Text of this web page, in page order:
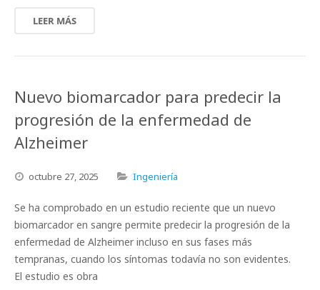
LEER MÁS
Nuevo biomarcador para predecir la
progresión de la enfermedad de
Alzheimer
octubre 27, 2025 Ingeniería
Se ha comprobado en un estudio reciente que un nuevo
biomarcador en sangre permite predecir la progresión de la
enfermedad de Alzheimer incluso en sus fases más
tempranas, cuando los síntomas todavía no son evidentes.
El estudio es obra